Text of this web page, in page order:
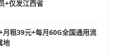
+仅发江西省
月租39元+每月60G全国通用流
地